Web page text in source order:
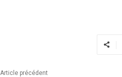
Article précédent